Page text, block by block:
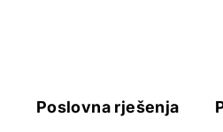
Poslovna rješenja